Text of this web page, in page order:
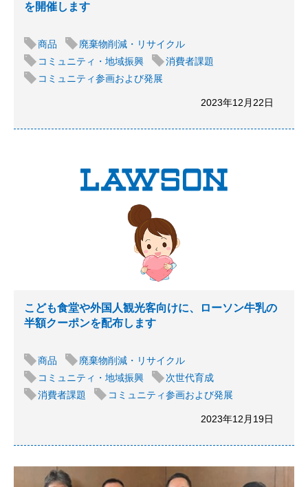
を開催します
商品
廃棄物削減・リサイクル
コミュニティ・地域振興
消費者課題
コミュニティ参画および発展
2023年12月22日
こども食堂や外国人観光客向けに、ローソン牛乳の
半額クーポンを配布します
商品
廃棄物削減・リサイクル
コミュニティ・地域振興
次世代育成
消費者課題
コミュニティ参画および発展
2023年12月19日